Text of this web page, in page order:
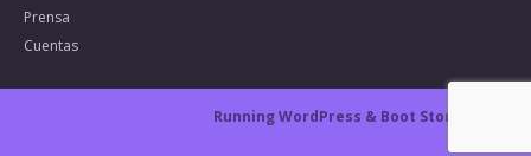
Prensa
Cuentas
Running WordPress & Boot Store theme